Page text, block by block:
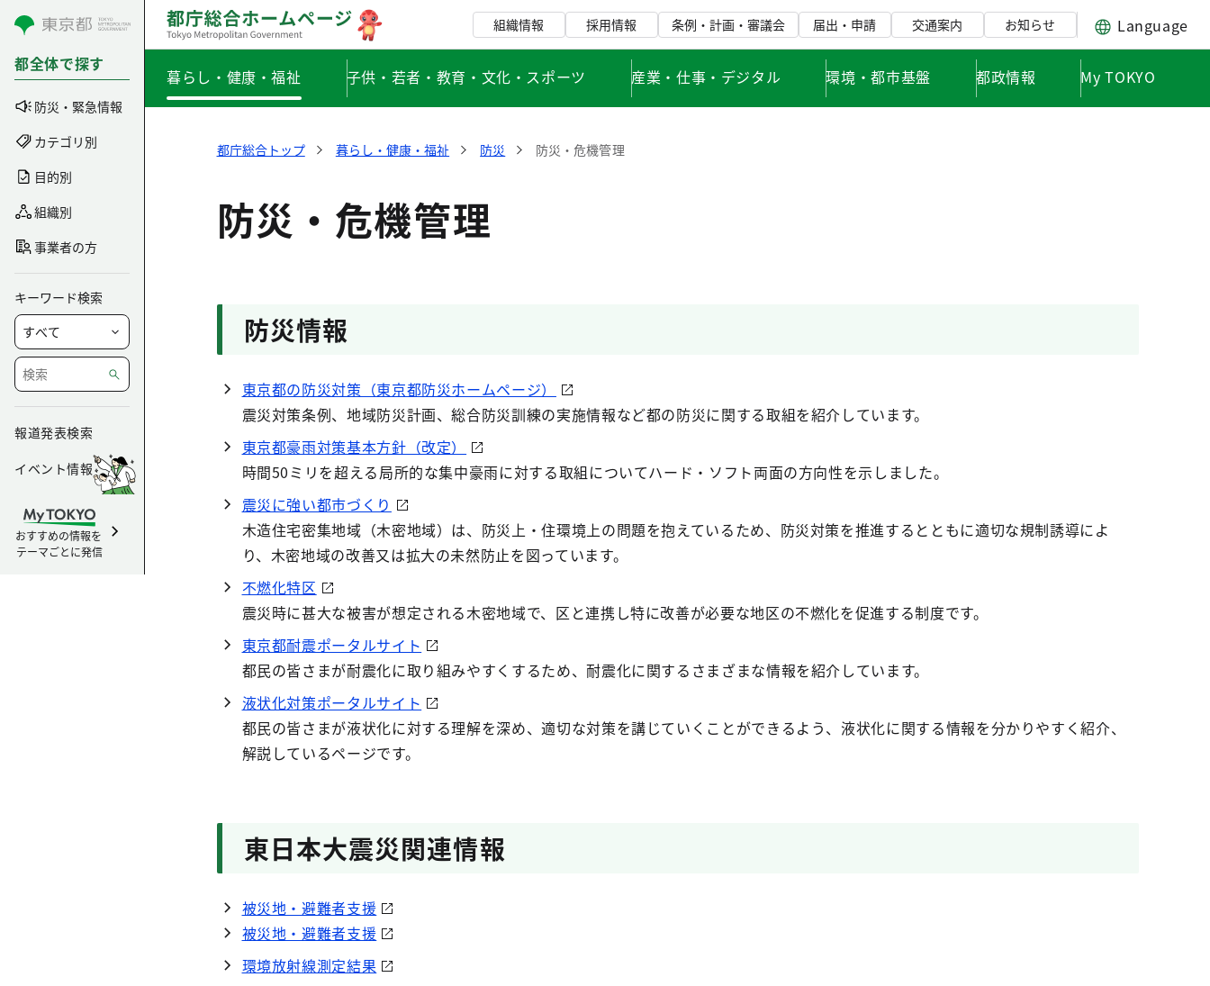
コンテンツにスキップ
都全体で探す
防災・緊急情報
カテゴリ別
目的別
組織別
事業者の方
キーワード検索
報道発表検索
イベント情報
おすすめの情報を
テーマごとに発信
組織情報 採用情報 条例・計画・審議会 届出・申請 交通案内 お知らせ Language
暮らし・健康・福祉 子供・若者・教育・文化・スポーツ 産業・仕事・デジタル 環境・都市基盤 都政情報 My TOKYO
都庁総合トップ 暮らし・健康・福祉 防災 防災・危機管理
防災・危機管理
防災情報
東京都の防災対策（東京都防災ホームページ）
震災対策条例、地域防災計画、総合防災訓練の実施情報など都の防災に関する取組を紹介しています。
東京都豪雨対策基本方針（改定）
時間50ミリを超える局所的な集中豪雨に対する取組についてハード・ソフト両面の方向性を示しました。
震災に強い都市づくり
木造住宅密集地域（木密地域）は、防災上・住環境上の問題を抱えているため、防災対策を推進するとともに適切な規制誘導によ
り、木密地域の改善又は拡大の未然防止を図っています。
不燃化特区
震災時に甚大な被害が想定される木密地域で、区と連携し特に改善が必要な地区の不燃化を促進する制度です。
東京都耐震ポータルサイト
都民の皆さまが耐震化に取り組みやすくするため、耐震化に関するさまざまな情報を紹介しています。
液状化対策ポータルサイト
都民の皆さまが液状化に対する理解を深め、適切な対策を講じていくことができるよう、液状化に関する情報を分かりやすく紹介、
解説しているページです。
東日本大震災関連情報
被災地・避難者支援
被災地・避難者支援
環境放射線測定結果